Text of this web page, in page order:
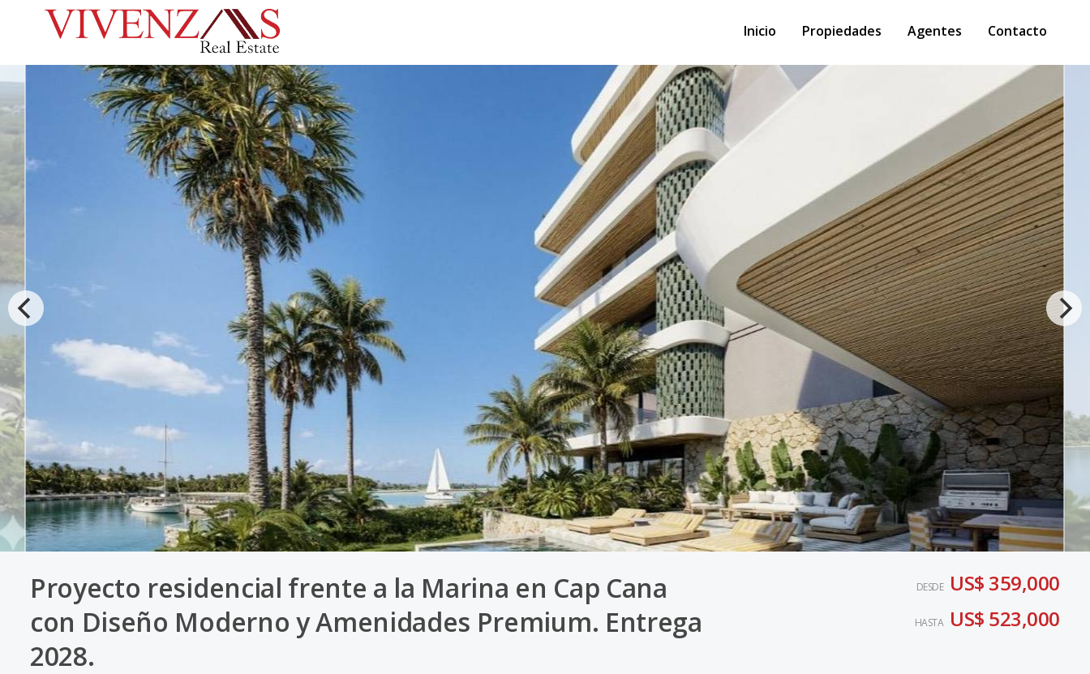
Inicio Propiedades Agentes Contacto
Proyecto residencial frente a la Marina en Cap Cana
con Diseño Moderno y Amenidades Premium. Entrega
2028.
DESDE US$ 359,000
HASTA US$ 523,000